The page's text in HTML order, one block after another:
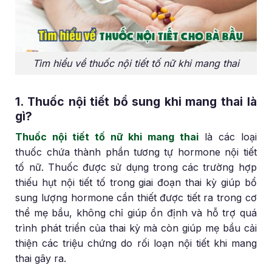
Tìm hiểu về thuốc nội tiết tố nữ khi mang thai
1. Thuốc nội tiết bổ sung khi mang thai là
gì?
Thuốc nội tiết tố nữ khi mang thai là các loại
thuốc chứa thành phần tương tự hormone nội tiết
tố nữ. Thuốc được sử dụng trong các trường hợp
thiếu hụt nội tiết tố trong giai đoạn thai kỳ giúp bổ
sung lượng hormone cần thiết được tiết ra trong cơ
thể mẹ bầu, không chỉ giúp ổn định và hỗ trợ quá
trình phát triển của thai kỳ mà còn giúp mẹ bầu cải
thiện các triệu chứng do rối loạn nội tiết khi mang
thai gây ra.